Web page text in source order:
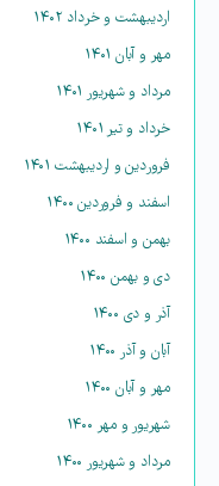
اردیبهشت و خرداد ۱۴۰۲
مهر و آبان ۱۴۰۱
مرداد و شهریور ۱۴۰۱
خرداد و تیر ۱۴۰۱
فروردین و اردیبهشت ۱۴۰۱
اسفند و فروردین ۱۴۰۰
بهمن و اسفند ۱۴۰۰
دی و بهمن ۱۴۰۰
آذر و دی ۱۴۰۰
آبان و آذر ۱۴۰۰
مهر و آبان ۱۴۰۰
شهریور و مهر ۱۴۰۰
مرداد و شهریور ۱۴۰۰